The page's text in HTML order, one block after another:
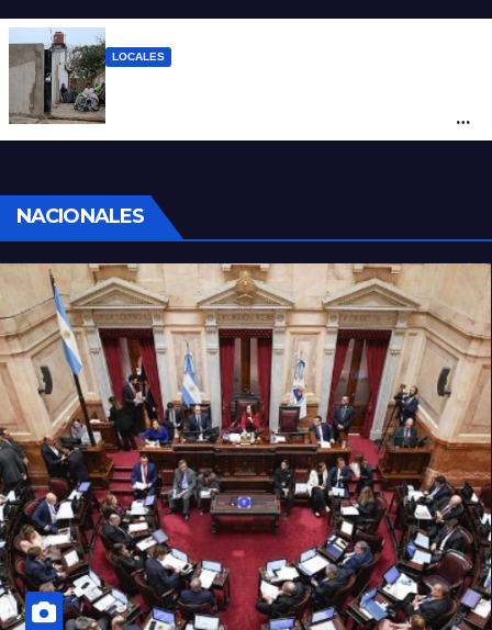
LOCALES
por la Justicia
NACIONALES